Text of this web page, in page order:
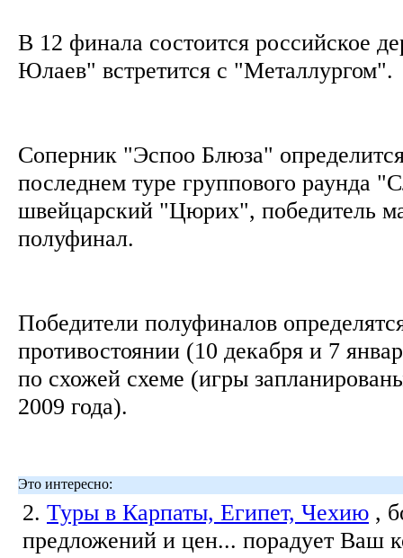
В 12 финала состоится российское
Юлаев" встретится с
Соперник "Эспоо Блюза"
последнем туре группового раунда
швейцарский "Цюрих", победитель
полуфинал.
Победители полуфиналов
противостоянии (10 декабря и 7
по схожей схеме (игры
2009 года).
Это интересно:
2. Туры в Карпаты, Египет, Чехию ,
предложений и цен... порадует Ваш